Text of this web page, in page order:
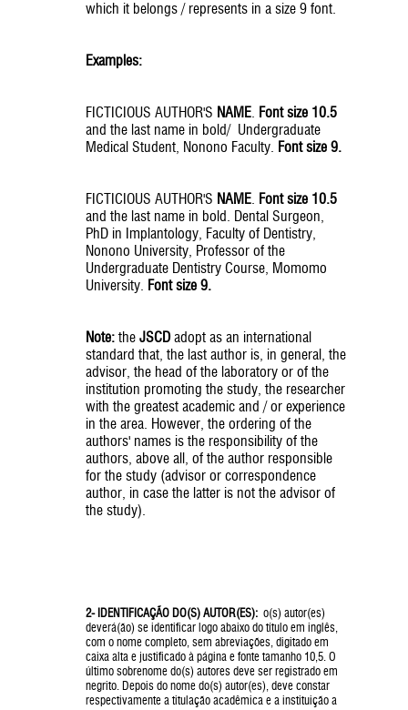
which it belongs / represents in a size 9 font.
Examples:
FICTICIOUS AUTHOR'S NAME. Font size 10.5
and the last name in bold/ Undergraduate
Medical Student, Nonono Faculty. Font size 9.
FICTICIOUS AUTHOR'S NAME. Font size 10.5
and the last name in bold. Dental Surgeon,
PhD in Implantology, Faculty of Dentistry,
Nonono University, Professor of the
Undergraduate Dentistry Course, Momomo
University. Font size 9.
Note: the JSCDadopt as an international
standard that, the last author is, in general, the
advisor, the head of the laboratory or of the
institution promoting the study, the researcher
with the greatest academic and / or experience
in the area. However, the ordering of the
authors' names is the responsibility of the
authors, above all, of the author responsible
for the study (advisor or correspondence
author, in case the latter is not the advisor of
the study).
2- IDENTIFICAÇÃO DO(S) AUTOR(ES): o(s) autor(es)
deverá(ão) se identificar logo abaixo do título em inglês,
com o nome completo, sem abreviações, digitado em
caixa alta e justificado à página e fonte tamanho 10,5. O
último sobrenome do(s) autores deve ser registrado em
negrito. Depois do nome do(s) autor(es), deve constar
respectivamente a titulação acadêmica e a instituição a